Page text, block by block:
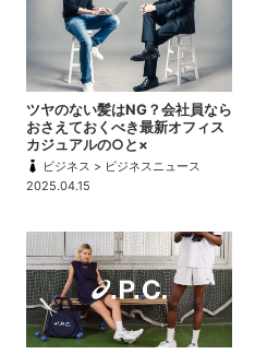
ツヤのない髪はNG？会社員なら
おさえておくべき最新オフィス
カジュアルの○と×
ビジネス > ビジネスニュース
2025.04.15